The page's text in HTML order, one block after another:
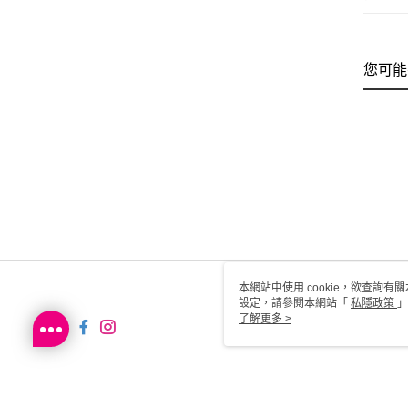
您可
本網站中使用 cookie，欲查詢有
設定，請參閱本網站「 私隱政策
用 cookie。
了解更多 >